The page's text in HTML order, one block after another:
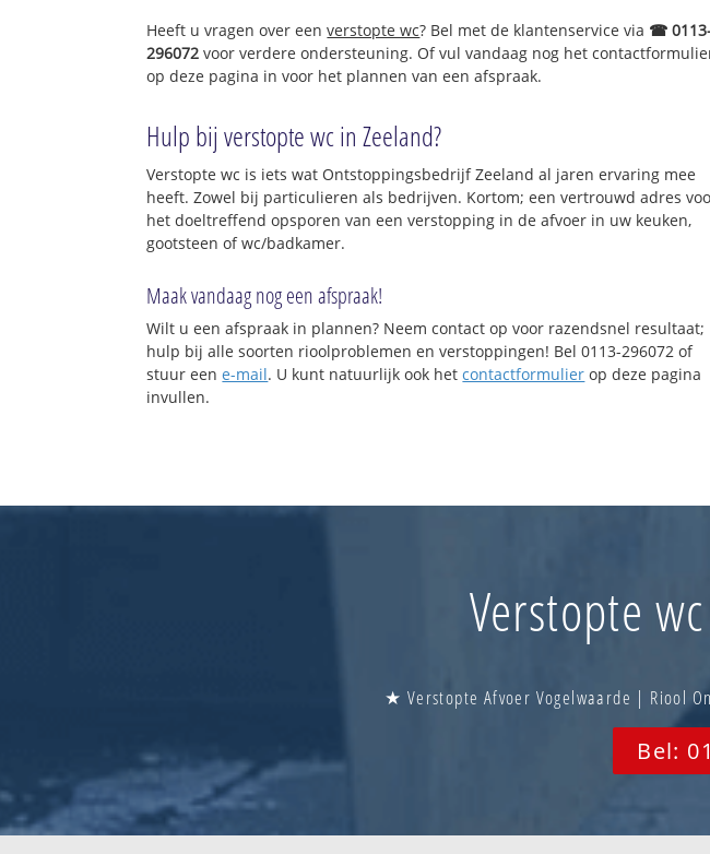
Heeft u vragen over eenverstopte wc? Bel met de klantenservice via ☎
296072 voor verdere ondersteuning. Of vul vandaag nog het
op deze pagina in voor het plannen van een afspraak.
Hulp bij verstopte wc in Zeeland?
Verstopte wc is iets wat Ontstoppingsbedrijf Zeeland al jaren ervaring mee
heeft. Zowel bij particulieren als bedrijven. Kortom; een vertrouwd adres
het doeltreffend opsporen van een verstopping in de afvoer in uw keuken,
gootsteen of wc/badkamer.
Maak vandaag nog een afspraak!
Wilt u een afspraak in plannen? Neem contact op voor razendsnel resultaat;
hulp bij alle soorten rioolproblemen en verstoppingen! Bel 0113-296072 of
stuur eene-mail. U kunt natuurlijk ook hetcontactformulier op deze pagina
invullen.
Verstopte
★ Verstopte Afvoer Vogelwaarde | Riool
Bel: